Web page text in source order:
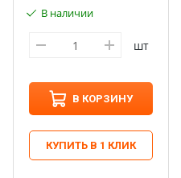
В наличии
шт
В КОРЗИНУ
КУПИТЬ В 1 КЛИК